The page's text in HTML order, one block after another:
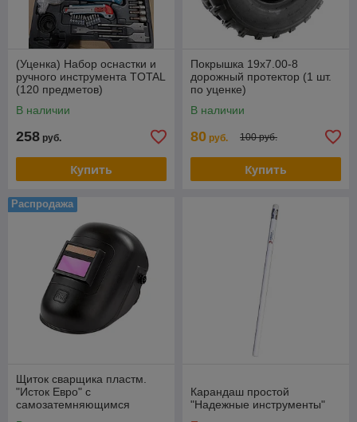
(Уценка) Набор оснастки и
ручного инструмента TOTAL
(120 предметов)
В наличии
258 руб.
Купить
Покрышка 19х7.00-8
дорожный протектор (1 шт.
по уценке)
В наличии
80 руб. 100 руб.
Купить
Распродажа
Щиток сварщика пластм.
"Исток Евро" с
самозатемняющимся
Карандаш простой
"Надежные инструменты"